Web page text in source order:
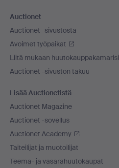
Auctionet
Auctionet -sivustosta
Avoimet työpaikat
Liitä mukaan huutokauppakamarisi
Auctionet -sivuston takuu
Lisää Auctionetistä
Auctionet Magazine
Auctionet -sovellus
Auctionet Academy
Taiteilijat ja muotoilijat
Teema- ja vasarahuutokaupat